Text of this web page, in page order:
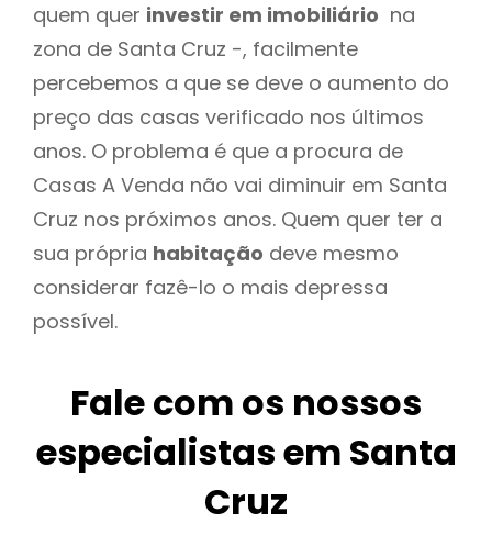
quem quer investir em imobiliário na
zona de Santa Cruz -, facilmente
percebemos a que se deve o aumento do
preço das casas verificado nos últimos
anos. O problema é que a procura de
Casas A Venda não vai diminuir em Santa
Cruz nos próximos anos. Quem quer ter a
sua própria habitação deve mesmo
considerar fazê-lo o mais depressa
possível.
Fale com os nossos
especialistas em Santa
Cruz